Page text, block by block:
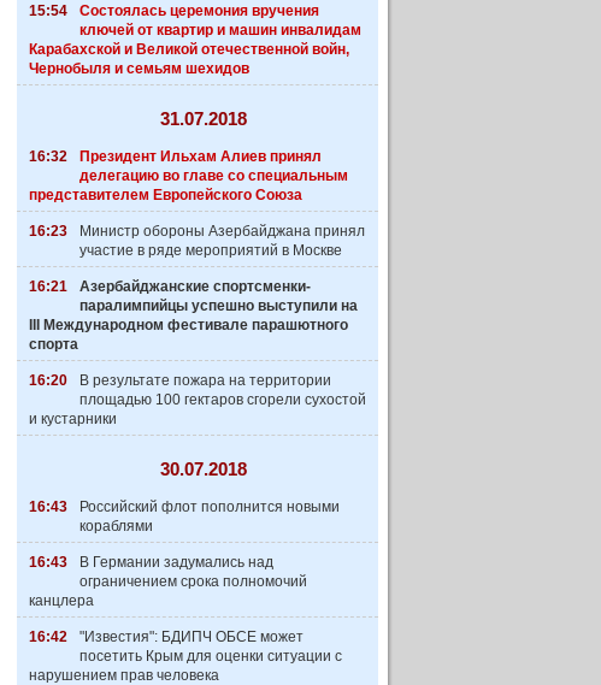
15:54
Состоялась церемония вручения
ключей от квартир и машин инвалидам
Карабахской и Великой отечественной войн,
Чернобыля и семьям шехидов
31.07.2018
16:32
Президент Ильхам Алиев принял
делегацию во главе со специальным
представителем Европейского Союза
16:23
Министр обороны Азербайджана принял
участие в ряде мероприятий в Москве
16:21
Азербайджанские спортсменки-
паралимпийцы успешно выступили на
III Международном фестивале парашютного
спорта
16:20
В результате пожара на территории
площадью 100 гектаров сгорели сухостой
и кустарники
30.07.2018
16:43
Российский флот пополнится новыми
кораблями
16:43
В Германии задумались над
ограничением срока полномочий
канцлера
16:42
"Известия": БДИПЧ ОБСЕ может
посетить Крым для оценки ситуации с
нарушением прав человека